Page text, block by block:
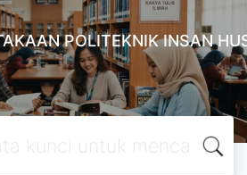
POLITEKNIK INSAN